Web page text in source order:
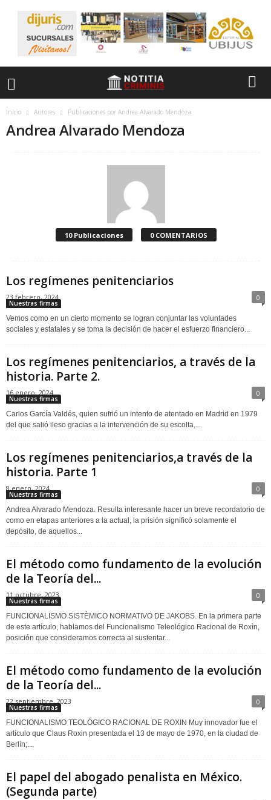
Inicio Autores Publicaciones por Andrea Alvarado Mendoza
Andrea Alvarado Mendoza
10 Publicaciones 0 COMENTARIOS
Los regímenes penitenciarios
23 febrero, 2024 0
Nuestras firmas
Vemos como en un cierto momento se logran conjuntar las voluntades
sociales y estatales y se toma la decisión de hacer el esfuerzo financiero...
Los regímenes penitenciarios, a través de la
historia. Parte 2.
16 enero, 2024 0
Nuestras firmas
Carlos García Valdés, quien sufrió un intento de atentado en Madrid en 1979
del que salió ileso gracias a la intervención de su escolta,...
Los regímenes penitenciarios,a través de la
historia. Parte 1
8 enero, 2024 0
Nuestras firmas
Andrea Alvarado Mendoza. Resulta interesante hacer un breve recordatorio de
como en etapas anteriores a la actual, la prisión significó solamente el
depósito, de aquellos...
El método como fundamento de la evolución
de la Teoría del...
11 octubre, 2023 0
Nuestras firmas
FUNCIONALISMO SISTÈMICO NORMATIVO DE JAKOBS. En la primera parte
de este artículo, hablamos del Funcionalismo Teleológico Racional de Roxìn,
posición que consideramos correcta al sustentar...
El método como fundamento de la evolución
de la Teoría del...
22 septiembre, 2023 0
Nuestras firmas
FUNCIONALISMO TEOLÓGICO RACIONAL DE ROXIN Muy innovador fue el
artículo que Claus Roxin presentada el 13 de mayo de 1970, en la ciudad de
Berlín;...
El papel del abogado penalista en México.
(Segunda parte)